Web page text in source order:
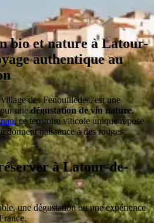
bio et nature à Latour-
authentique au
des Fenouillèdes, est une
unedégustation de vin nature.
, ce territoire viticole unique repose
donnent naissance à des rouges
à Latour-de-
une dégustation ou une expérience